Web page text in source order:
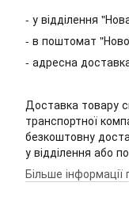
- у відділення
- в поштомат
- адресна доставка
Доставка товару
транспортної
безкоштовну
у відділення або
Більше